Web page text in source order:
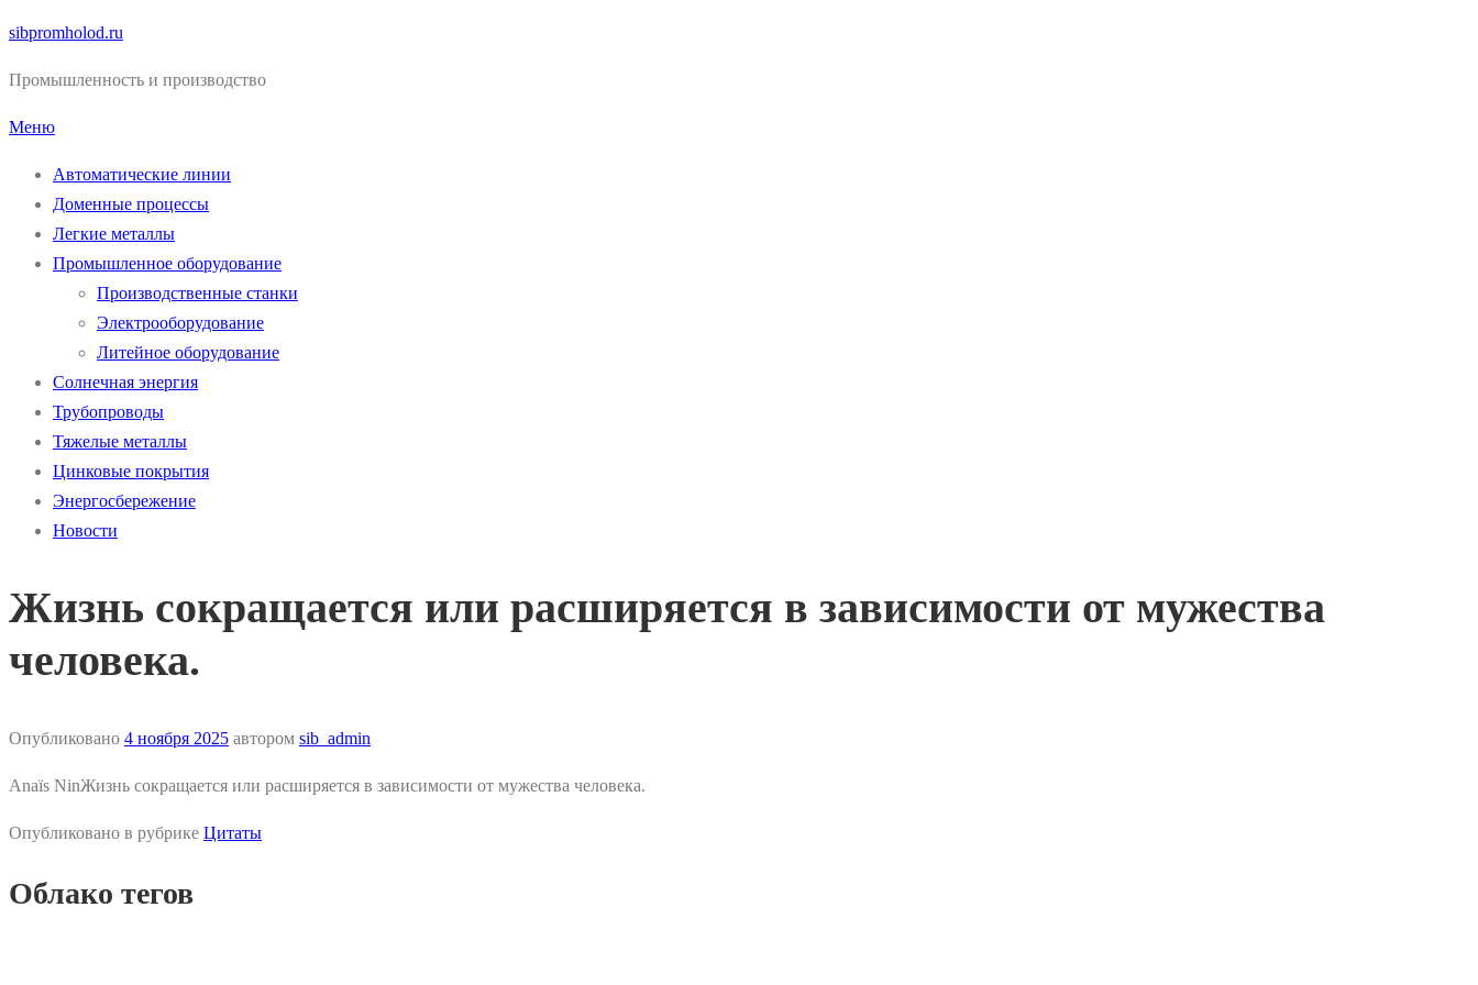
Перейти
содержимому
sibpromholod.ru
Промышленность и производство
Меню
Автоматические линии
Доменные процессы
Легкие металлы
Промышленное оборудование
Производственные станки
Электрооборудование
Литейное оборудование
Солнечная энергия
Трубопроводы
Тяжелые металлы
Цинковые покрытия
Энергосбережение
Новости
Жизнь сокращается или расширяется в зависимости от мужества
человека.
Опубликовано 4 ноября 2025 автором sib_admin
Anaïs NinЖизнь сокращается или расширяется в зависимости от мужества человека.
Опубликовано в рубрике Цитаты
Облако тегов